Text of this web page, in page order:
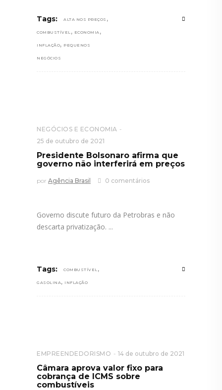
Tags: ALTA NOS PREÇOS ,
COMBUSTÍVEL , ECONOMIA ,
INFLAÇÃO, PEQUENOS
NEGÓCIOS
NEGÓCIOS E ECONOMIA
25 de outubro de 2021
Presidente Bolsonaro afirma que
governo não interferirá em preços
por Agência Brasil 0 comentários
Governo discute futuro da Petrobras e não
descarta privatização.
Tags: COMBUSTÍVEL ,
GASOLINA, INFLAÇÃO
EMPREENDEDORISMO 14 de outubro de 2021
Câmara aprova valor fixo para
cobrança de ICMS sobre
combustíveis